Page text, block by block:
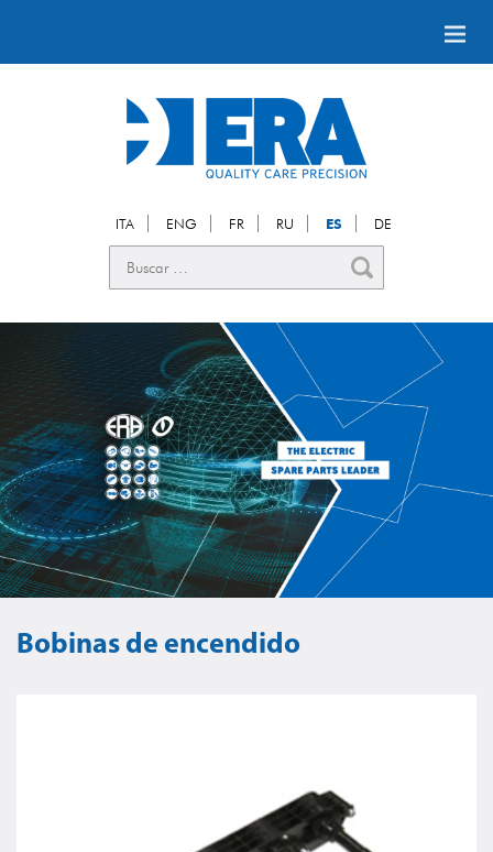
ITA ENG FR RU ES DE
Bobinas de encendido